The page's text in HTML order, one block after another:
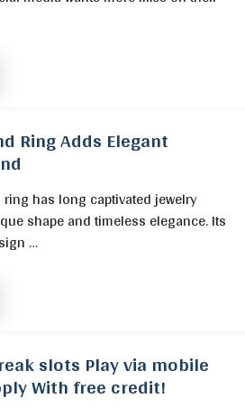
Ring Adds Elegant
has long captivated jewelry
shape and timeless elegance. Its
…
slots Play via mobile
With free credit!